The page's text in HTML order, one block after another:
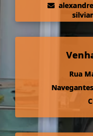
Rua
Navegantes